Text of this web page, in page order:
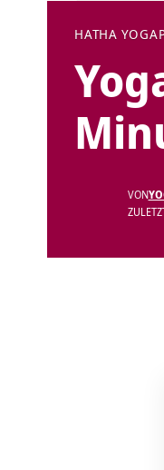
HATHA YOGA
VON